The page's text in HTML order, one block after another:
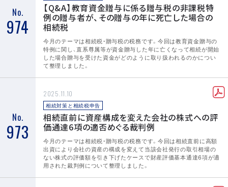
No.
974
【Q&A】教育資金贈与に係る贈与税の非課税特
例の贈与者が、その贈与の年に死亡した場合の
相続税
今月のテーマは相続税・贈与税の税務です。今回は教育資金贈与の
特例に関し、直系尊属等が資金贈与した年に亡くなって相続が開始
した場合贈与を受けた資金がどのように取り扱われるのかについ
て整理しました。
No.
973
2025.11.10
相続対策と相続税申告
相続直前に資産構成を変えた会社の株式への評
価通達6項の適否めぐる裁判例
今月のテーマは相続税・贈与税の税務です。今回は相続直前に高額
出資により会社の資産の構成を変えて当該会社発行の取引相場の
ない株式の評価額を引き下げたケースで財産評価基本通達6項が適
用された裁判例について整理しました。